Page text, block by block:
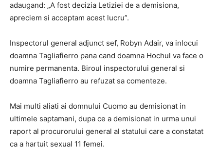
adaugand: „A fost decizia Letiziei de a demisiona,
apreciem si acceptam acest lucru”.
Inspectorul general adjunct sef, Robyn Adair, va inlocui
doamna Tagliafierro pana cand doamna Hochul va face o
numire permanenta. Biroul inspectorului general si
doamna Tagliafierro au refuzat sa comenteze.
Mai multi aliati ai domnului Cuomo au demisionat in
ultimele saptamani, dupa ce a demisionat in urma unui
raport al procurorului general al statului care a constatat
ca a hartuit sexual 11 femei.